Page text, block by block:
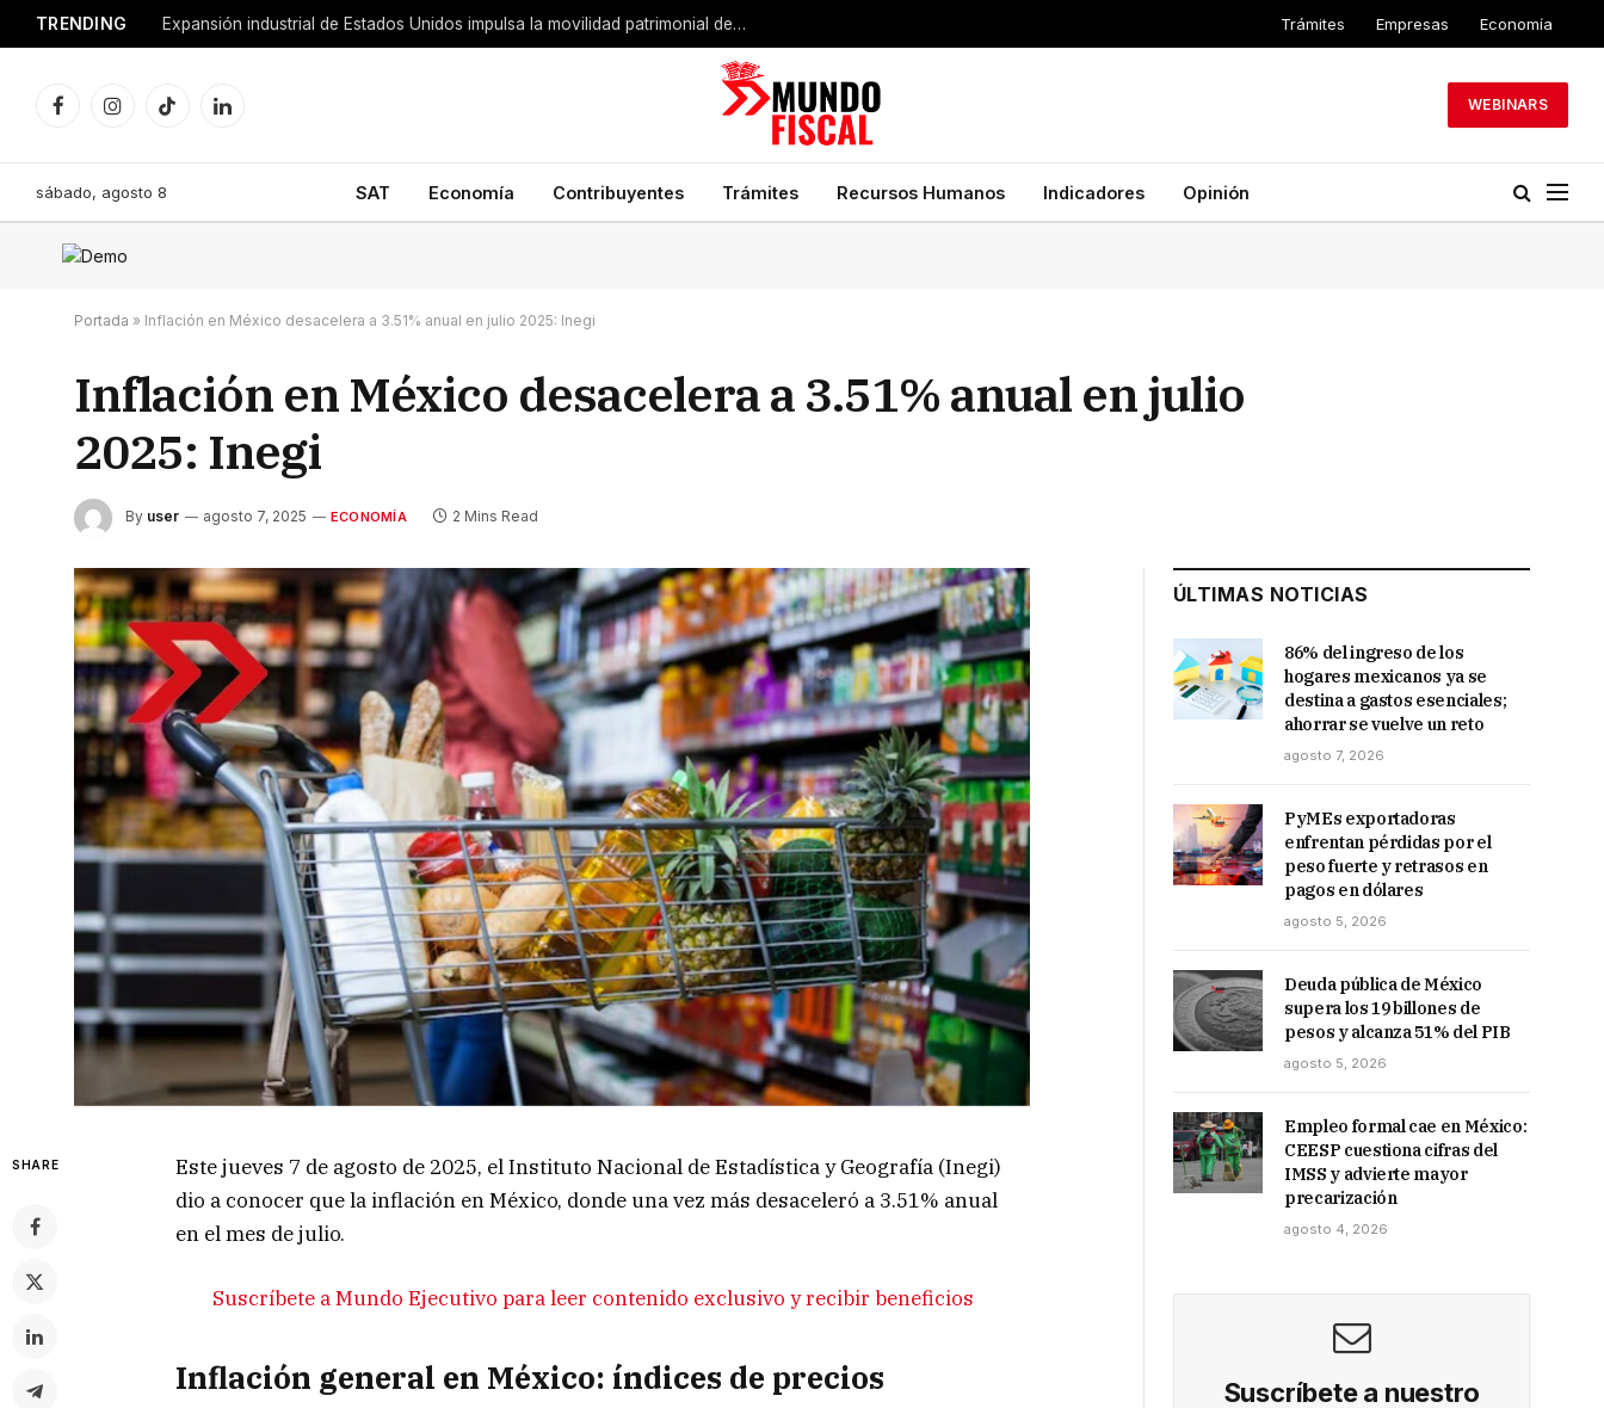
TRENDING Expansión industrial de Estados Unidos impulsa la movilidad patrimonial de empresarios mexicanos Trámites Empresas Economía
FacebookInstagramTikTokLinkedIn
WEBINARS
sábado, agosto 8 SAT Economía Contribuyentes Trámites Recursos Humanos Indicadores Opinión
Portada » Inflación en México desacelera a 3.51% anual en julio 2025: Inegi
Inflación en México desacelera a 3.51% anual en julio
2025: Inegi
By user agosto 7, 2025 ECONOMÍA 2 Mins Read
SHARE
Este jueves 7 de agosto de 2025, el Instituto Nacional de Estadística y Geografía (Inegi)
dio a conocer que la inflación en México, donde una vez más desaceleró a 3.51% anual
en el mes de julio.
Suscríbete a Mundo Ejecutivo para leer contenido exclusivo y recibir beneficios
Inflación general en México: índices de precios
ÚLTIMAS NOTICIAS
86% del ingreso de los
hogares mexicanos ya se
destina a gastos esenciales;
ahorrar se vuelve un reto
agosto 7, 2026
PyMEs exportadoras
enfrentan pérdidas por el
peso fuerte y retrasos en
pagos en dólares
agosto 5, 2026
Deuda pública de México
supera los 19 billones de
pesos y alcanza 51% del PIB
agosto 5, 2026
Empleo formal cae en México:
CEESP cuestiona cifras del
IMSS y advierte mayor
precarización
agosto 4, 2026
Suscríbete a nuestro